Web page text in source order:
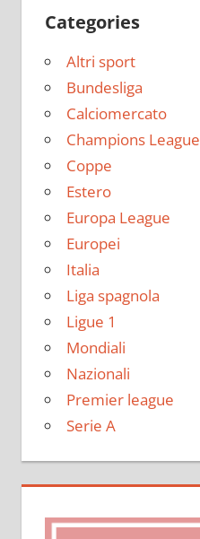
Categories
Altri sport
Bundesliga
Calciomercato
Champions League
Coppe
Estero
Europa League
Europei
Italia
Liga spagnola
Ligue 1
Mondiali
Nazionali
Premier league
Serie A